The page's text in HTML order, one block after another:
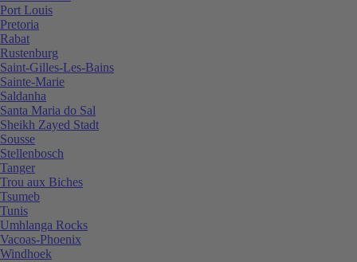
Port Louis
Pretoria
Rabat
Rustenburg
Saint-Gilles-Les-Bains
Sainte-Marie
Saldanha
Santa Maria do Sal
Sheikh Zayed Stadt
Sousse
Stellenbosch
Tanger
Trou aux Biches
Tsumeb
Tunis
Umhlanga Rocks
Vacoas-Phoenix
Windhoek